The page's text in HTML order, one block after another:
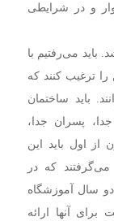
و در شرایطی
باید می‌رفتیم با
ترغیب کنند که
باید ساختمان
پسران جدا،
اول باید این
که در
بعد دو سال آموزشگاه
آنها ارائه